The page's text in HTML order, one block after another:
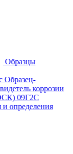
Образцы
Образец-
коррозии
09Г2С
определения